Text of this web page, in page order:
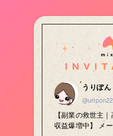
うりぽん
@uripon22
【副業の救世主
収益爆増中】 メ